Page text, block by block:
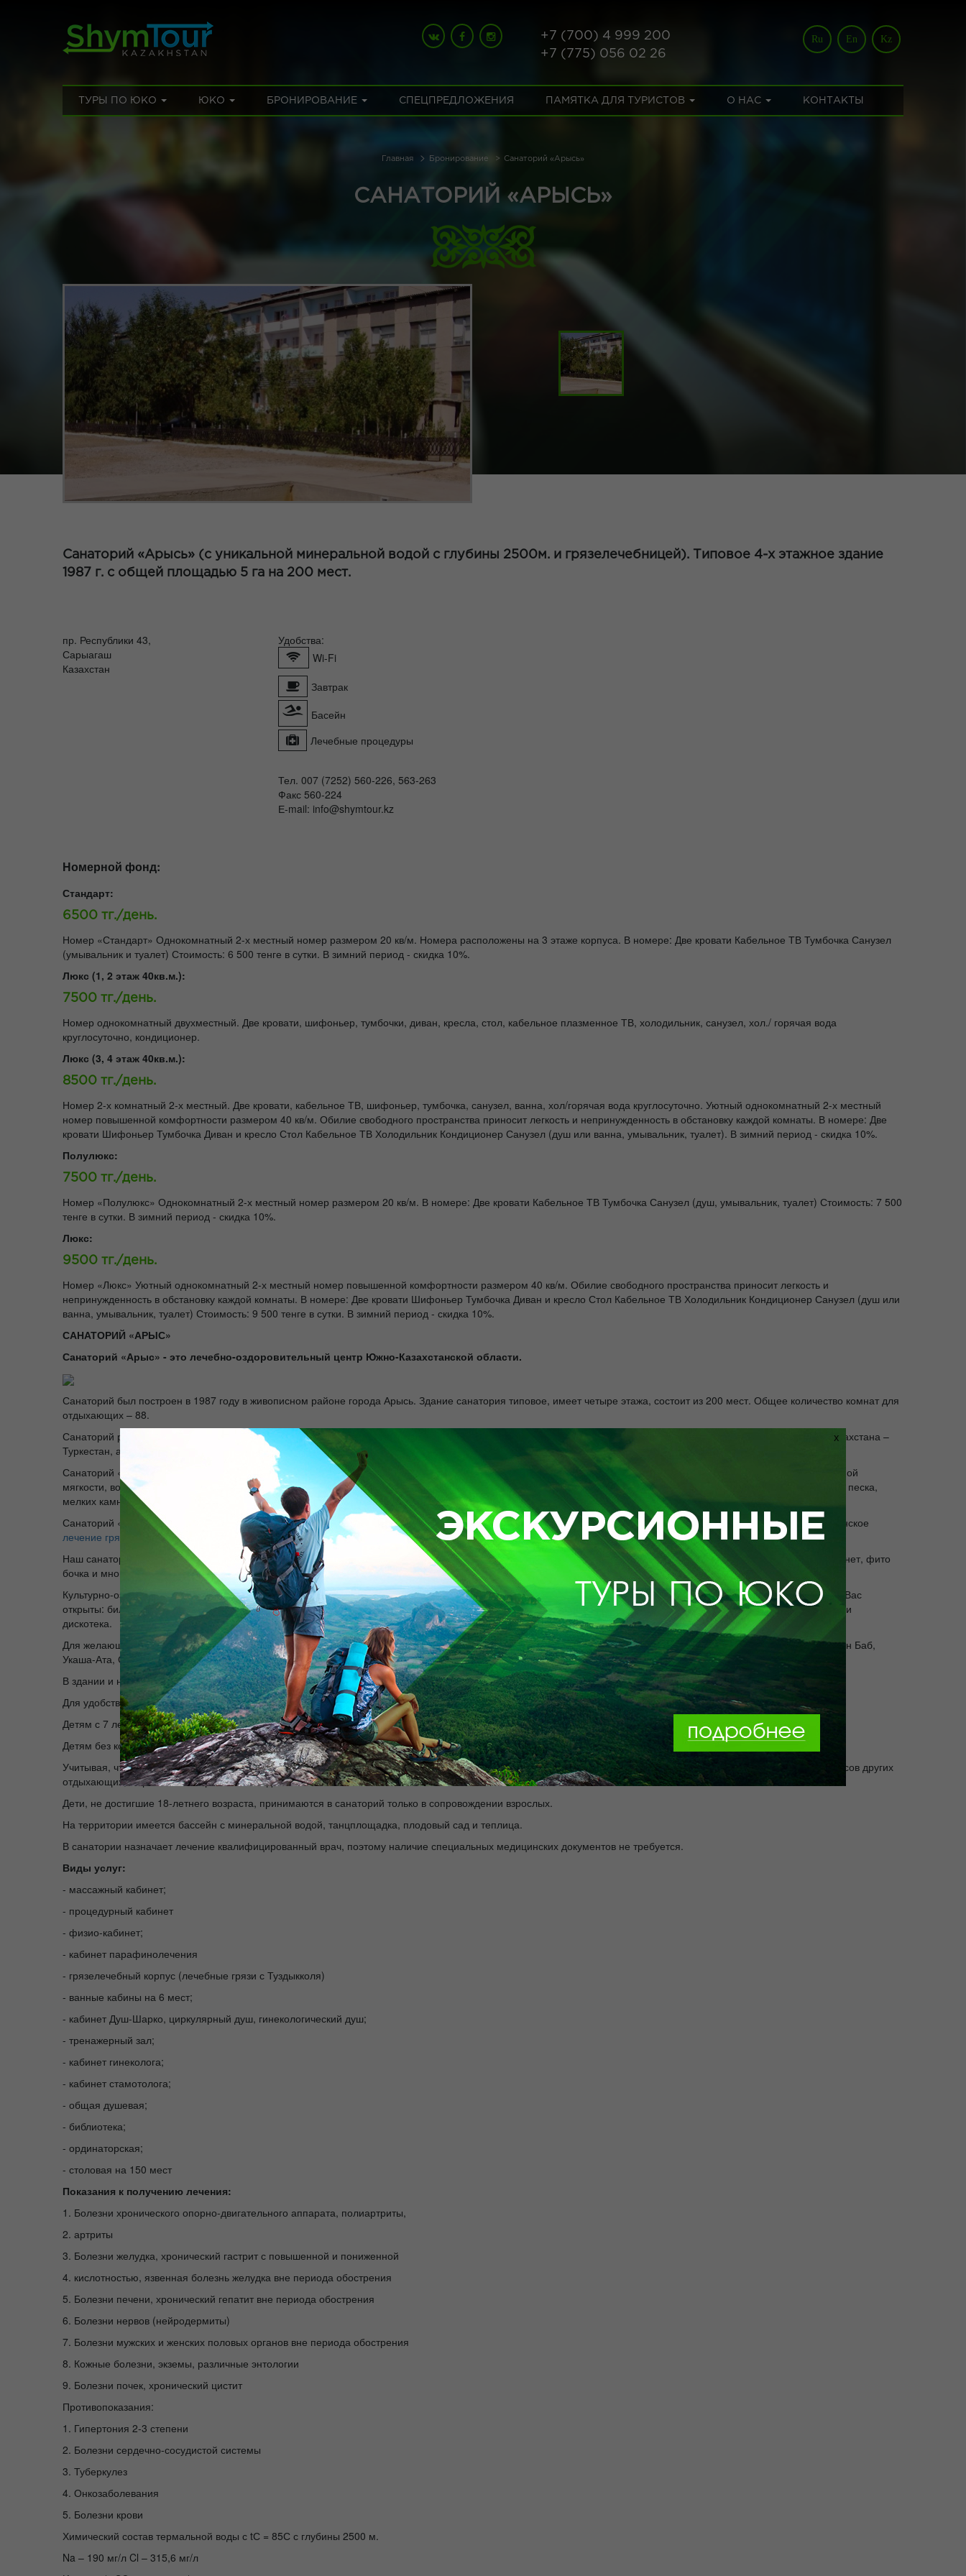
+7 (700) 4 999 200
+7 (775) 056 02 26
Ru En Kz
ТУРЫ ПО ЮКО ЮКО БРОНИРОВАНИЕ СПЕЦПРЕДЛОЖЕНИЯ ПАМЯТКА ДЛЯ ТУРИСТОВ О НАС КОНТАКТЫ
Главная Бронирование Санаторий «Арысь»
САНАТОРИЙ «АРЫСЬ»
Санаторий «Арысь» (с уникальной минеральной водой с глубины 2500м. и грязелечебницей). Типовое 4-х этажное здание
1987 г. с общей площадью 5 га на 200 мест.
пр. Республики 43,
Сарыагаш
Казахстан
Удобства:
Wi-Fi
Завтрак
Басейн
Лечебные процедуры
Тел. 007 (7252) 560-226, 563-263
Факс 560-224
Е-mail: info@shymtour.kz
Номерной фонд:
Стандарт:
6500 тг./день.
Номер «Стандарт» Однокомнатный 2-х местный номер размером 20 кв/м. Номера расположены на 3 этаже корпуса. В номере: Две кровати Кабельное ТВ Тумбочка Санузел
(умывальник и туалет) Стоимость: 6 500 тенге в сутки. В зимний период - скидка 10%.
Люкс (1, 2 этаж 40кв.м.):
7500 тг./день.
Номер однокомнатный двухместный. Две кровати, шифоньер, тумбочки, диван, кресла, стол, кабельное плазменное ТВ, холодильник, санузел, хол./ горячая вода
круглосуточно, кондиционер.
Люкс (3, 4 этаж 40кв.м.):
8500 тг./день.
Номер 2-х комнатный 2-х местный. Две кровати, кабельное ТВ, шифоньер, тумбочка, санузел, ванна, хол/горячая вода круглосуточно. Уютный однокомнатный 2-х местный
номер повышенной комфортности размером 40 кв/м. Обилие свободного пространства приносит легкость и непринужденность в обстановку каждой комнаты. В номере: Две
кровати Шифоньер Тумбочка Диван и кресло Стол Кабельное ТВ Холодильник Кондиционер Санузел (душ или ванна, умывальник, туалет). В зимний период - скидка 10%.
Полулюкс:
7500 тг./день.
Номер «Полулюкс» Однокомнатный 2-х местный номер размером 20 кв/м. В номере: Две кровати Кабельное ТВ Тумбочка Санузел (душ, умывальник, туалет) Стоимость: 7 500
тенге в сутки. В зимний период - скидка 10%.
Люкс:
9500 тг./день.
Номер «Люкс» Уютный однокомнатный 2-х местный номер повышенной комфортности размером 40 кв/м. Обилие свободного пространства приносит легкость и
непринужденность в обстановку каждой комнаты. В номере: Две кровати Шифоньер Тумбочка Диван и кресло Стол Кабельное ТВ Холодильник Кондиционер Санузел (душ или
ванна, умывальник, туалет) Стоимость: 9 500 тенге в сутки. В зимний период - скидка 10%.
САНАТОРИЙ «АРЫС»
Санаторий «Арыс» - это лечебно-оздоровительный центр Южно-Казахстанской области.
Санаторий был построен в 1987 году в живописном районе города Арысь. Здание санатория типовое, имеет четыре этажа, состоит из 200 мест. Общее количество комнат для
отдыхающих – 88.
Санаторий расположен в 80 километрах от города Шымкент – областного центра ЮКО. В 140 километрах от санатория находится один из древнейших городов Казахстана –
Туркестан, а в 45 километрах – река Сырдарья, в 40 километрах находится заповедная зона.
Санаторий «Арыс» имеет
уникальный источник минеральной воды
, которая поступает из подземной термальной скважины. Благодаря сложности состава и щелочной
мягкости, вода оказывает многогранное эффективное действие на организм при лечебном питье, орошении желудочно-кишечного тракта, способствует выведению песка,
мелких камней.
Санаторий «Арыс» единственный из санаториев Южного Казахстана, который располагает своимхранилищем грязи, что позволяет оказывать пациентам медицинское
лечение грязями.
Наш санаторий оказывает целый
комплекс санитарно-курортных услуг
по отдыху и лечению. Среди них: массаж, кабинет парафинолечения, процедурный кабинет, фито
бочка и многое другое.
Культурно-оздоровительный комплекс санатория «Арыс» представляет собой центр, в котором Вы сможете отдохнуть всей семьей, с друзьями или коллегами. Для Вас
открыты: бильярд, настольный теннис, тренажерный зал. В летнее время действует открытый бассейн. По вечерам проводятся культурные мероприятия: концерты и
дискотека.
Для желающих организуютсяэкскурсии выходного дня (турпоездки)по Южно-Казахстанской области: город Туркестан, мавзолей Ходжа Ахмеда Яссави, Арыстан Баб,
Укаша-Ата, Сайрам, Кемекалган (Казыкурт). Также организуютсявыезды на природу.
В здании и на территории санатория ведется круглосуточное видеонаблюдение. Имеется охраняемая автостоянка.
Для удобства наших гостей, номера в санатории можнозабронировать онлайн.
Детям с 7 лет с койкой: 4 500 тенге
Детям без койки, с питанием: 2 000 тенге
Учитывая, что в санатории отсутствует возможность предоставления услуг требуемого качества для детей дошкольного возраста и необходимо соблюдение интересов других
отдыхающих, к проживанию принимаются дети только с 7-ми лет.
Дети, не достигшие 18-летнего возраста, принимаются в санаторий только в сопровождении взрослых.
На территории имеется бассейн с минеральной водой, танцплощадка, плодовый сад и теплица.
В санатории назначает лечение квалифицированный врач, поэтому наличие специальных медицинских документов не требуется.
Виды услуг:
- массажный кабинет;
- процедурный кабинет
- физио-кабинет;
- кабинет парафинолечения
- грязелечебный корпус (лечебные грязи с Туздыкколя)
- ванные кабины на 6 мест;
- кабинет Душ-Шарко, циркулярный душ, гинекологический душ;
- тренажерный зал;
- кабинет гинеколога;
- кабинет стамотолога;
- общая душевая;
- библиотека;
- ординаторская;
- столовая на 150 мест
Показания к получению лечения:
1. Болезни хронического опорно-двигательного аппарата, полиартриты,
2. артриты
3. Болезни желудка, хронический гастрит с повышенной и пониженной
4. кислотностью, язвенная болезнь желудка вне периода обострения
5. Болезни печени, хронический гепатит вне периода обострения
6. Болезни нервов (нейродермиты)
7. Болезни мужских и женских половых органов вне периода обострения
8. Кожные болезни, экземы, различные энтологии
9. Болезни почек, хронический цистит
Противопоказания:
1. Гипертония 2-3 степени
2. Болезни сердечно-сосудистой системы
3. Туберкулез
4. Онкозаболевания
5. Болезни крови
Химический состав термальной воды с tС = 85С с глубины 2500 м.
Na – 190 мг/л Cl – 315,6 мг/л
X